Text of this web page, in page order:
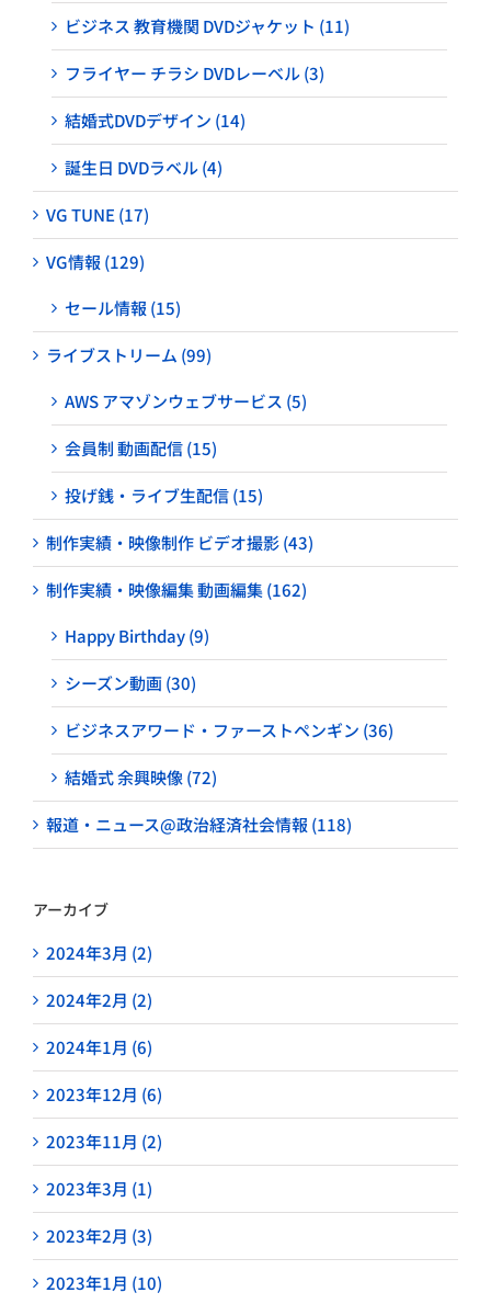
ビジネス 教育機関 DVDジャケット (11)
フライヤー チラシ DVDレーベル (3)
結婚式DVDデザイン (14)
誕生日 DVDラベル (4)
VG TUNE (17)
VG情報 (129)
セール情報 (15)
ライブストリーム (99)
AWS アマゾンウェブサービス (5)
会員制 動画配信 (15)
投げ銭・ライブ生配信 (15)
制作実績・映像制作 ビデオ撮影 (43)
制作実績・映像編集 動画編集 (162)
Happy Birthday (9)
シーズン動画 (30)
ビジネスアワード・ファーストペンギン (36)
結婚式 余興映像 (72)
報道・ニュース@政治経済社会情報 (118)
アーカイブ
2024年3月 (2)
2024年2月 (2)
2024年1月 (6)
2023年12月 (6)
2023年11月 (2)
2023年3月 (1)
2023年2月 (3)
2023年1月 (10)